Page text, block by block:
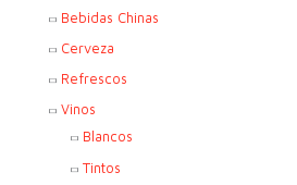
Bebidas Chinas
Cerveza
Refrescos
Vinos
Blancos
Tintos